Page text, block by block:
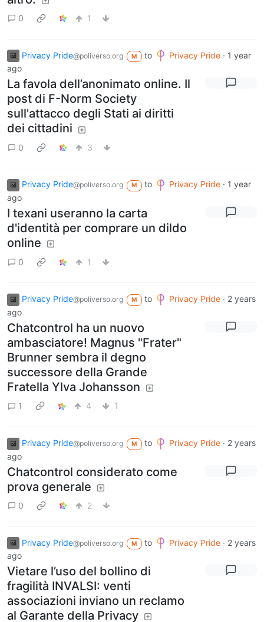
0 1
Privacy Pride@poliverso.org M to Privacy Pride · 1 year
ago
La favola dell’anonimato online. Il
post di F-Norm Society
sull'attacco degli Stati ai diritti
dei cittadini
0 3
Privacy Pride@poliverso.org M to Privacy Pride · 1 year
ago
I texani useranno la carta
d'identità per comprare un dildo
online
0 1
Privacy Pride@poliverso.org M to Privacy Pride · 2 years
ago
Chatcontrol ha un nuovo
ambasciatore! Magnus "Frater"
Brunner sembra il degno
successore della Grande
Fratella Ylva Johansson
1 4 1
Privacy Pride@poliverso.org M to Privacy Pride · 2 years
ago
Chatcontrol considerato come
prova generale
0 2
Privacy Pride@poliverso.org M to Privacy Pride · 2 years
ago
Vietare l’uso del bollino di
fragilità INVALSI: venti
associazioni inviano un reclamo
al Garante della Privacy